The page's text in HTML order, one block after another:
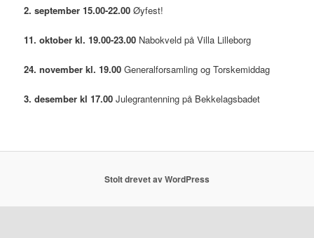
2. september 15.00-22.00Øyfest!
11. oktober kl. 19.00-23.00 Nabokveld på Villa Lilleborg
24. november kl. 19.00Generalforsamling og Torskemiddag
3. desember kl 17.00 Julegrantenning på Bekkelagsbadet
Stolt drevet av WordPress